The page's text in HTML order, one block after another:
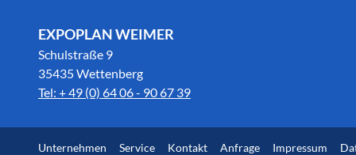
EXPOPLAN WEIMER
Schulstraße 9
35435 Wettenberg
Tel: + 49 (0) 64 06 - 90 67 39
Unternehmen Service Kontakt Anfrage Impressum